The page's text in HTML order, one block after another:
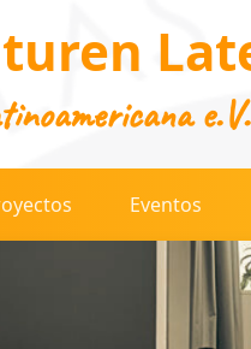
e.V.
Eventos